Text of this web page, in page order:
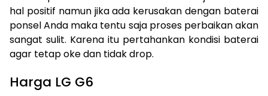
hal positif namun jika ada kerusakan dengan baterai
ponsel Anda maka tentu saja proses perbaikan akan
sangat sulit. Karena itu pertahankan kondisi baterai
agar tetap oke dan tidak drop.
Harga LG G6